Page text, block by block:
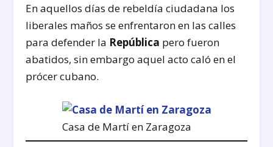
En aquellos días de rebeldía ciudadana los
liberales maños se enfrentaron en las calles
para defender la República pero fueron
abatidos, sin embargo aquel acto caló en el
prócer cubano.
Casa de Martí en Zaragoza